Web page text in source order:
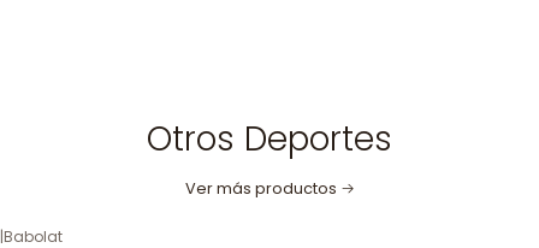
Otros Deportes
Ver más productos
|Babolat